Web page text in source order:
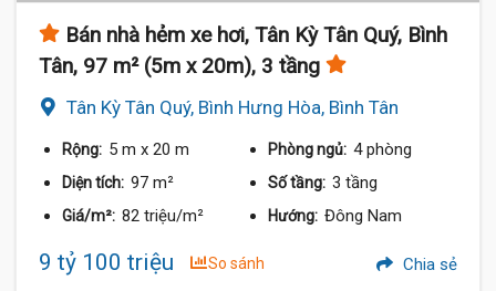
Bán nhà hẻm xe hơi, Tân Kỳ Tân Quý, Bình
Tân, 97 m² (5m x 20m), 3 tầng
Tân Kỳ Tân Quý, Bình Hưng Hòa, Bình Tân
Rộng: 5 m x 20 m Phòng ngủ: 4 phòng
Diện tích: 97 m² Số tầng: 3 tầng
Giá/m²: 82 triệu/m² Hướng: Đông Nam
9 tỷ 100 triệu So sánh Chia sẻ